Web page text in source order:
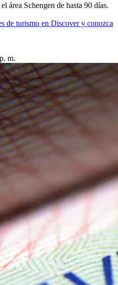
área Schengen de hasta 90 días.
de turismo en Discover y conozca
m.